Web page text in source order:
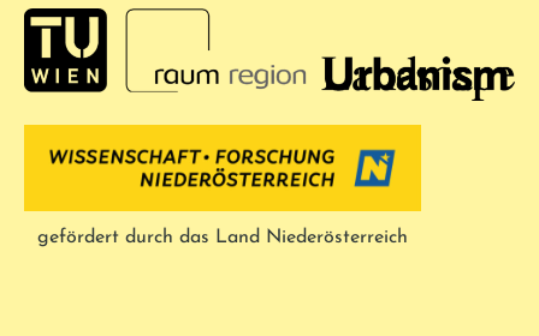
gefördert durch das Land Niederösterreich